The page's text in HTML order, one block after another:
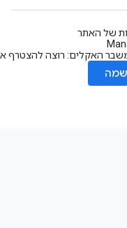
האתר
רוצה להצטרף אלינו?